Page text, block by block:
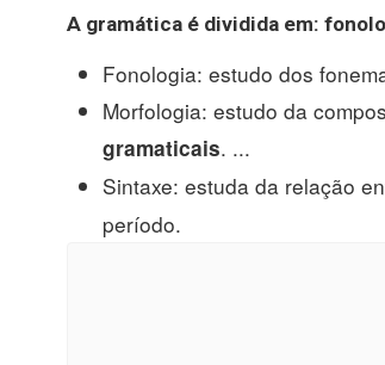
A gramática é dividida em:
Fonologia: estudo dos
Morfologia: estudo da
gramaticais. ...
Sintaxe: estuda da relação
período.